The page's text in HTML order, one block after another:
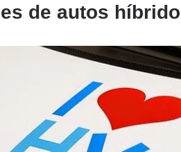
de autos